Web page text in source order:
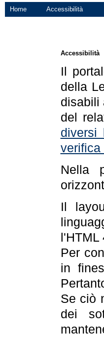
Home Accessibilità
Accessibilità
Il
della
disabili
del
diversi
verifica
Nella
Il
l'HTML
Per
in
Se ciò
dei